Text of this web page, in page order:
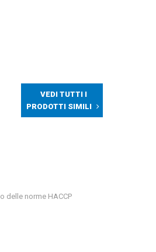
VEDI TUTTI I
PRODOTTI SIMILI
delle norme HACCP